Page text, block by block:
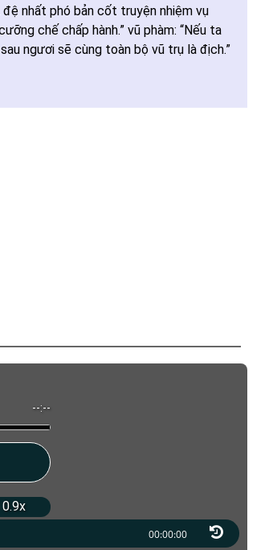
nhất phó bản cốt truyện nhiệm vụ
chế chấp hành.” vũ phàm: “Nếu ta
ngươi sẽ cùng toàn bộ vũ trụ là địch.”
--:--
0.9x